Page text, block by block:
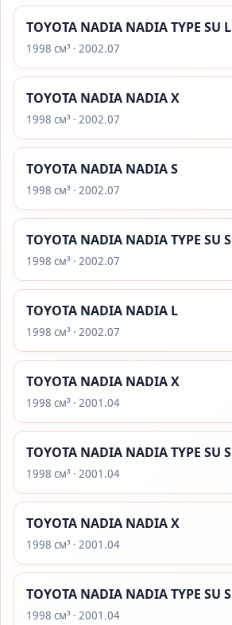
TOYOTA NADIA NADIA TYPE SU L
1998 см³ · 2002.07
TOYOTA NADIA NADIA X
1998 см³ · 2002.07
TOYOTA NADIA NADIA S
1998 см³ · 2002.07
TOYOTA NADIA NADIA TYPE SU S
1998 см³ · 2002.07
TOYOTA NADIA NADIA L
1998 см³ · 2002.07
TOYOTA NADIA NADIA X
1998 см³ · 2001.04
TOYOTA NADIA NADIA TYPE SU S
1998 см³ · 2001.04
TOYOTA NADIA NADIA X
1998 см³ · 2001.04
TOYOTA NADIA NADIA TYPE SU S
1998 см³ · 2001.04